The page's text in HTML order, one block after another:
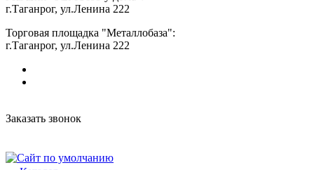
г.Таганрог, ул.Ленина 222
Торговая площадка "Металлобаза":
г.Таганрог, ул.Ленина 222
Заказать звонок